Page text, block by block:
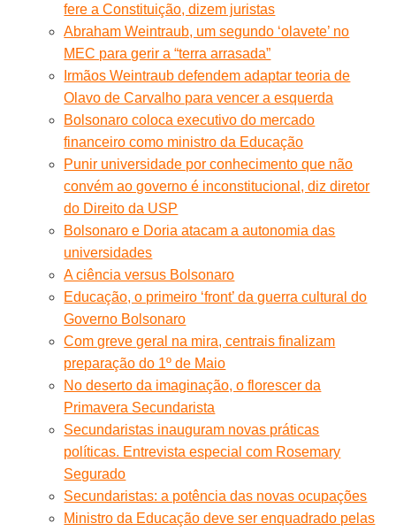
fere a Constituição, dizem juristas
Abraham Weintraub, um segundo ‘olavete’ no
MEC para gerir a “terra arrasada”
Irmãos Weintraub defendem adaptar teoria de
Olavo de Carvalho para vencer a esquerda
Bolsonaro coloca executivo do mercado
financeiro como ministro da Educação
Punir universidade por conhecimento que não
convém ao governo é inconstitucional, diz diretor
do Direito da USP
Bolsonaro e Doria atacam a autonomia das
universidades
A ciência versus Bolsonaro
Educação, o primeiro ‘front’ da guerra cultural do
Governo Bolsonaro
Com greve geral na mira, centrais finalizam
preparação do 1º de Maio
No deserto da imaginação, o florescer da
Primavera Secundarista
Secundaristas inauguram novas práticas
políticas. Entrevista especial com Rosemary
Segurado
Secundaristas: a potência das novas ocupações
Ministro da Educação deve ser enquadrado pelas